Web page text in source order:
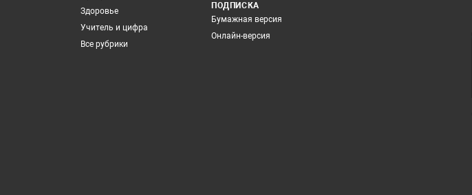
Здоровье
Учитель и цифра
Все рубрики
ПОДПИСКА
Бумажная версия
Онлайн-версия